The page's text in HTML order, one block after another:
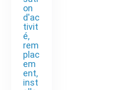
on
d'ac
tivit
é,
rem
plac
em
ent,
inst